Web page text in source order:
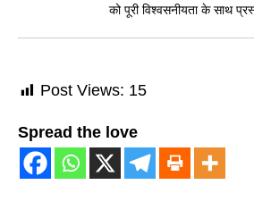
को पूरी विश्वसनीयता के साथ
Post Views: 15
Spread the love